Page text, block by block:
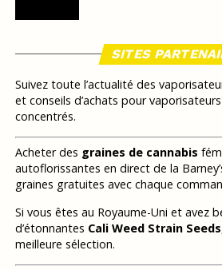
SITES
Suivez toute l’actualité des
et conseils d’achats pour
concentrés.
Acheter des graines de cannabis
autoflorissantes en direct de la
graines gratuites avec chaque
Si vous êtes au Royaume-Uni et avez
d’étonnantes Cali Weed Strain Seeds
meilleure sélection.